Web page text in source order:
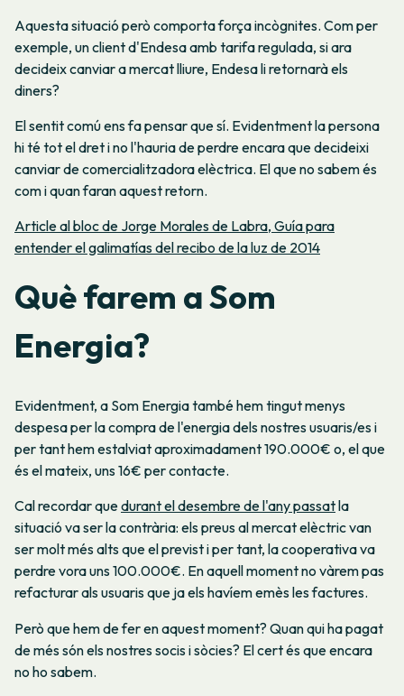
Aquesta situació però comporta força incògnites. Com per
exemple, un client d'Endesa amb tarifa regulada, si ara
decideix canviar a mercat lliure, Endesa li retornarà els
diners?
El sentit comú ens fa pensar que sí. Evidentment la persona
hi té tot el dret i no l'hauria de perdre encara que decideixi
canviar de comercialitzadora elèctrica. El que no sabem és
com i quan faran aquest retorn.
Article al bloc de Jorge Morales de Labra, Guía para
entender el galimatías del recibo de la luz de 2014
Què farem a Som
Energia?
Evidentment, a Som Energia també hem tingut menys
despesa per la compra de l'energia dels nostres usuaris/es i
per tant hem estalviat aproximadament 190.000€ o, el que
és el mateix, uns 16€ per contacte.
Cal recordar quedurant el desembre de l'any passatla
situació va ser la contrària: els preus al mercat elèctric van
ser molt més alts que el previst i per tant, la cooperativa va
perdre vora uns 100.000€. En aquell moment no vàrem pas
refacturar als usuaris que ja els havíem emès les factures.
Però que hem de fer en aquest moment? Quan qui ha pagat
de més són els nostres socis i sòcies? El cert és que encara
no ho sabem.